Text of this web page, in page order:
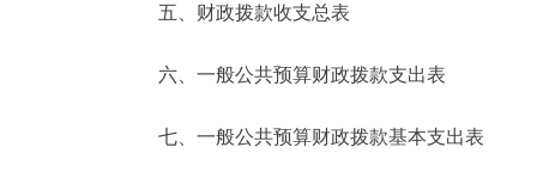
绿色北京
ENGLISH
五、财政拨款收支总表
六、一般公共预算财政拨款支出表
七、一般公共预算财政拨款基本支出表